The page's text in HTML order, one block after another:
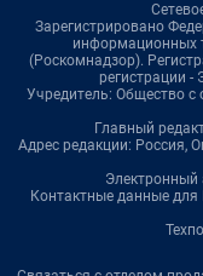
Зарегистрировано
информационных
(Роскомнадзор).
регистрации
Учредитель: Общество
Главный
Адрес редакции: Россия,
Электронный
Контактные данные для